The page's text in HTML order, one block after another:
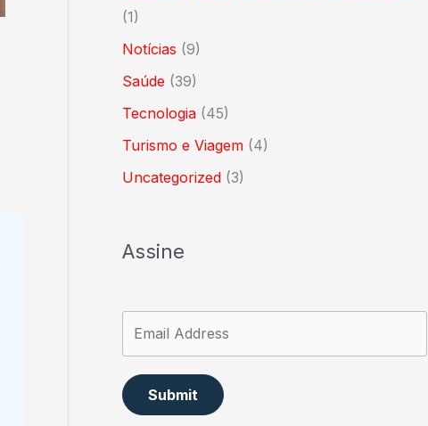
(1)
Notícias (9)
Saúde (39)
Tecnologia(45)
Turismo e Viagem(4)
Uncategorized(3)
Assine
Submit